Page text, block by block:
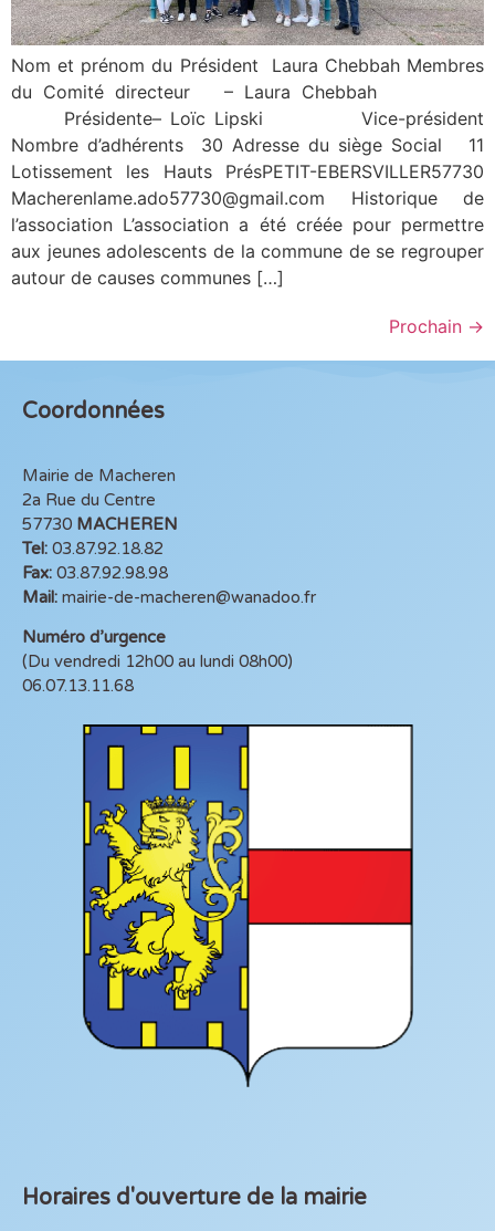
Nom et prénom du Président Laura Chebbah Membres
du Comité directeur – Laura Chebbah
Présidente– Loïc Lipski Vice-président
Nombre d’adhérents 30 Adresse du siège Social 11
Lotissement les Hauts PrésPETIT-EBERSVILLER57730
Macherenlame.ado57730@gmail.com Historique de
l’association L’association a été créée pour permettre
aux jeunes adolescents de la commune de se regrouper
autour de causes communes […]
Prochain →
Coordonnées
Mairie de Macheren
2a Rue du Centre
57730 MACHEREN
Tel: 03.87.92.18.82
Fax: 03.87.92.98.98
Mail: mairie-de-macheren@wanadoo.fr
Numéro d’urgence
(Du vendredi 12h00 au lundi 08h00)
06.07.13.11.68
Horaires d'ouverture de la mairie